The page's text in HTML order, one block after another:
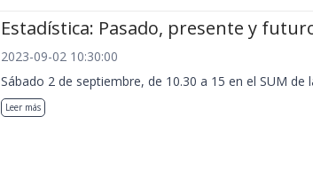
Estadística: Pasado, presente y
2023-09-02 10:30:00
Sábado 2 de septiembre, de 10.30 a 15 en el SUM de
Leer más